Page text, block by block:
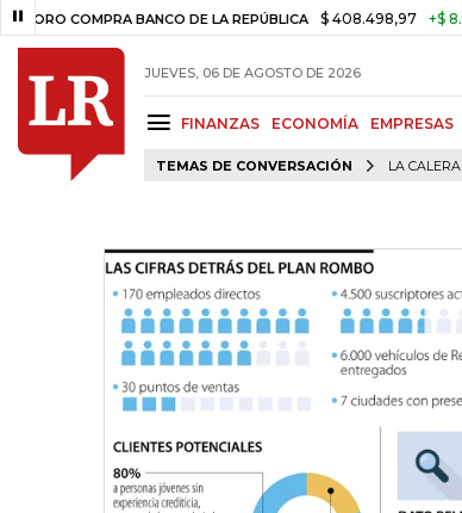
COMPRA BANCO DE LA REPÚBLICA $ 408.498,97 +$ 8.753,81
JUEVES, 06 DE AGOSTO DE 2026
FINANZAS ECONOMÍA EMPRESAS
TEMAS DE CONVERSACIÓN LA CALERA